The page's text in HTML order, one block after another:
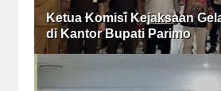
Ketua Komisi Kejaksaan
di Kantor Bupati Parimo